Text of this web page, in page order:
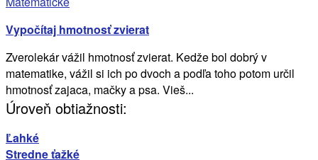
Vypočítaj hmotnosť zvierat
Zverolekár vážil hmotnosť zvierat. Kedže bol dobrý v
matematike, vážil si ich po dvoch a podľa toho potom určil
hmotnosť zajaca, mačky a psa. Vieš...
Úroveň obtiažnosti:
Ľahké
Stredne ťažké